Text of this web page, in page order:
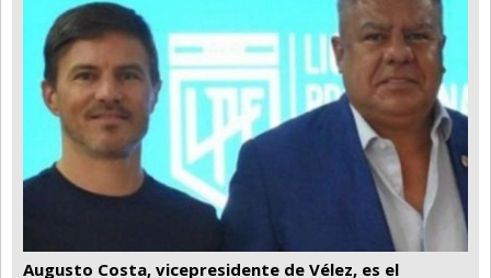
Augusto Costa, vicepresidente de Vélez, es el